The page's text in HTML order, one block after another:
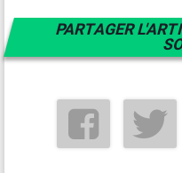
PARTAGER